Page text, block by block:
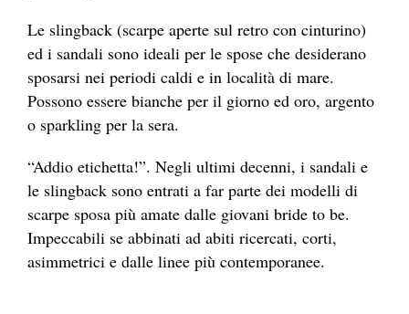
Le slingback (scarpe aperte sul retro con cinturino)
ed i sandali sono ideali per le spose che desiderano
sposarsi nei periodi caldi e in località di mare.
Possono essere bianche per il giorno ed oro, argento
o sparkling per la sera.
“Addio etichetta!”. Negli ultimi decenni, i sandali e
le slingback sono entrati a far parte dei modelli di
scarpe sposa più amate dalle giovani bride to be.
Impeccabili se abbinati ad abiti ricercati, corti,
asimmetrici e dalle linee più contemporanee.